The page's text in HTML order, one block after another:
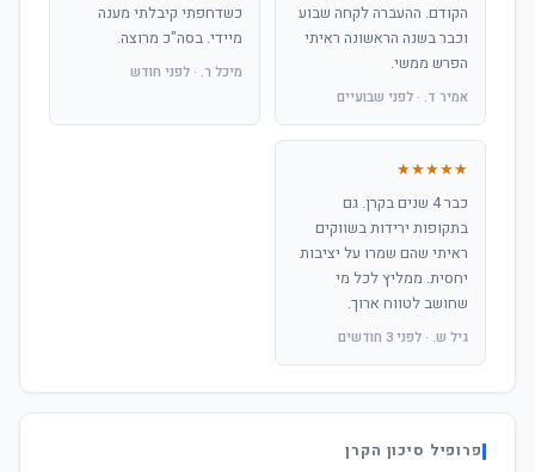
הקודם. ההעברה לקחה שבוע
וכבר בשנה הראשונה ראיתי
הפרש ממשי.
אמיר ד. · לפני שבועיים
כשדחפתי קיבלתי מענה
מיידי. בסה"כ מרוצה.
מיכל ר. · לפני חודש
★★★★★
כבר 4 שנים בקרן. גם
בתקופות ירידות בשווקים
ראיתי שהם שמרו על יציבות
יחסית. ממליץ לכל מי
שחושב לטווח ארוך.
גיל ש. · לפני 3 חודשים
פרופיל סיכון הקרן